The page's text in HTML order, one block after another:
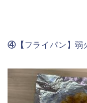
④【 フライパン】弱